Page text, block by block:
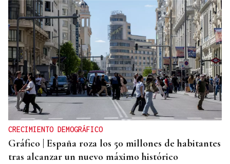
CRECIMIENTO DEMOGRÁFICO
Gráfico | España roza los 50 millones de habitantes
tras alcanzar un nuevo máximo histórico